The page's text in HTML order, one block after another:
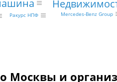
Ракурс НПФ Mercedes-Benz Group
Москвы и